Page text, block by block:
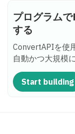
プログラム
する
ConvertAPIを使
自動かつ大規模
Start building